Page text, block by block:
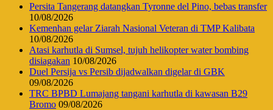
Persita Tangerang datangkan Tyronne del Pino, bebas transfer
10/08/2026
Kemenhan gelar Ziarah Nasional Veteran di TMP Kalibata
10/08/2026
Atasi karhutla di Sumsel, tujuh helikopter water bombing
disiagakan 10/08/2026
Duel Persija vs Persib dijadwalkan digelar di GBK
09/08/2026
TRC BPBD Lumajang tangani karhutla di kawasan B29
Bromo 09/08/2026